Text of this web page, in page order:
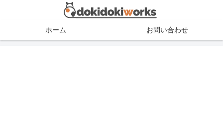
ホーム お問い合わせ